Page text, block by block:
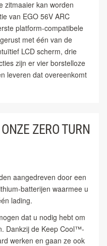
zitmaaier kan worden
van EGO 56V ARC
platform-compatibele
met één van de
LCD scherm, drie
zijn er vier borstelloze
leveren dat overeenkomt
ZERO TURN
aangedreven door een
batterijen waarmee u
lading.
dat u nodig hebt om
Dankzij de Keep Cool™-
werken en gaan ze ook